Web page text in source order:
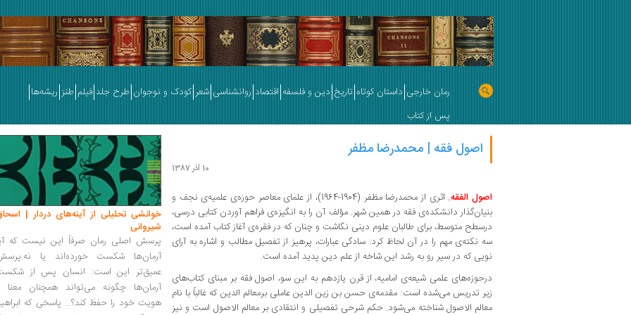
رمان خارجی داستان کوتاه تاریخ دین و فلسفه اقتصاد روانشناسی شعر کودک و نوجوان طرح جلد فیلم طنز ریشه‌ها
پس از کتاب
اصول فقه | محمدرضا مظفر
10 آذر 1387
اصول الفقه.
اثری از محمدرضا مظفر (1904-1964)، از علمای معاصر حوزه‌ی علمیه‌ی نجف و
بنیان‌گذار دانشکده‌ی فقه در همین شهر. مؤلف آن را به انگیزه‌ی فراهم آوردن کتابی درسی،
درسطح متوسط، برای طالبان علوم دینی نگاشت و چنان که در فقره‌ی آغاز کتاب آمده است،
سه نکته‌ی مهم را در آن لحاظ کرد: سادگی عبارات، پرهیز از تفصیل مطالب و اشاره به آرای
نویی که در سیر رو به رشد این شاخه از علم دین پدید آمده است.
درحوزه‌های علمی شیعه‌ی امامیه، از قرن یازدهم به این سو، اصول فقه بر مبنای کتاب‌های
زیر تدریس می‌شده است: مقدمه‌ی حسن بن زین الدین عاملی برمعالم الدین که غالباً با نام
معالم الاصول شناخته می‌شود. حکم شرحی تفصیلی و انتقادی بر معالم الاصول است و نیز
خوانشی تحلیلی از آینه‌های دردار |
شیروانی
پرسش اصلی رمان صرفاً این نیست که
آرمان‌ها شکست خورده‌اند یا
عمیق‌تر این است: انسان پس از
آرمان‌ها چگونه می‌تواند همچنان معنا
هویت خود را حفظ کند؟... پاسخی که